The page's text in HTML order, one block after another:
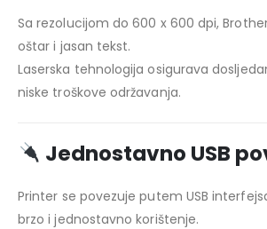
Sa rezolucijom do 600 x 600 dpi, Brother
oštar i jasan tekst.
Laserska tehnologija osigurava
niske troškove održavanja.
Jednostavno USB
Printer se povezuje putem USB
brzo i jednostavno korištenje.